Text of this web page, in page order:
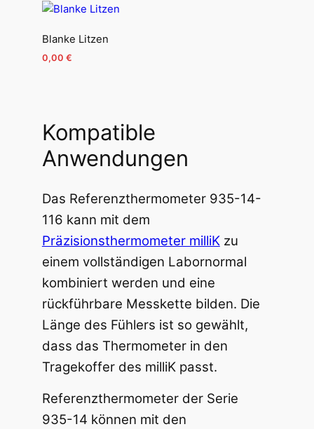
Blanke Litzen
0,00 €
Kompatible
Anwendungen
Das Referenzthermometer 935-14-
116 kann mit dem
Präzisionsthermometer milliKzu
einem vollständigen Labornormal
kombiniert werden und eine
rückführbare Messkette bilden. Die
Länge des Fühlers ist so gewählt,
dass das Thermometer in den
Tragekoffer des milliK passt.
Referenzthermometer der Serie
935-14 können mit den